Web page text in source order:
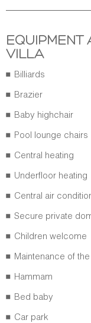
EQUIPMENT
VILLA
Billiards
Brazier
Baby highchair
Pool lounge chairs
Central heating
Underfloor heating
Central air
Secure private
Children welcome
Maintenance of
Hammam
Bed baby
Car park